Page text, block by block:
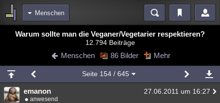
Menschen
Bereiche
Blogs Videos
Chat Wiki Neuigkeiten
meine Rubriken
Menschen Mystery Kriminalfälle
Warum sollte man die Veganer/Vegetarier respektieren?
12.794 Beiträge
Menschen 86 Bilder Mehr
Seite 154/ 645
emanon 27.06.2011 um 16:27
anwesend